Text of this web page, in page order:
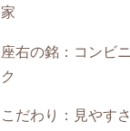
家
座右の銘：コンビ
ク
こだわり：見やす